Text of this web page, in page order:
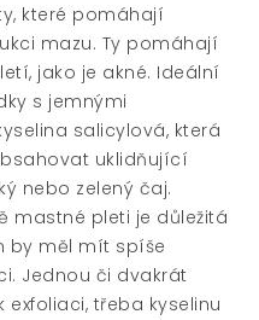
které pomáhají
mazu. Ty pomáhají
jako je akné. Ideální
s jemnými
salicylová, která
uklidňující
nebo zelený čaj.
mastné pleti je důležitá
by měl mít spíše
Jednou či dvakrát
exfoliaci, třeba kyselinu